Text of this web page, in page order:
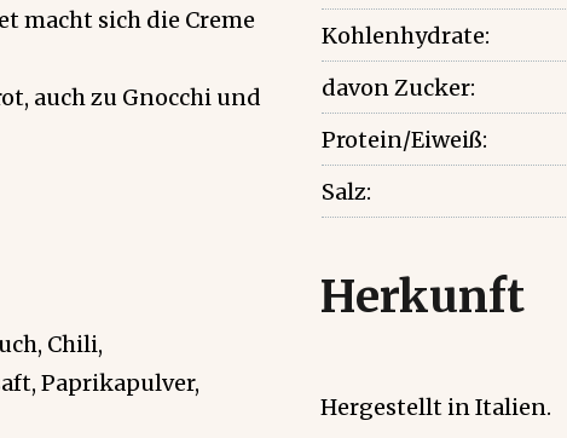
macht sich die Creme
auch zu Gnocchi und
Chili,
Paprikapulver,
Kohlenhydrate:
davon Zucker:
Protein/Eiweiß:
Salz:
Herkunft
Hergestellt in Italien.